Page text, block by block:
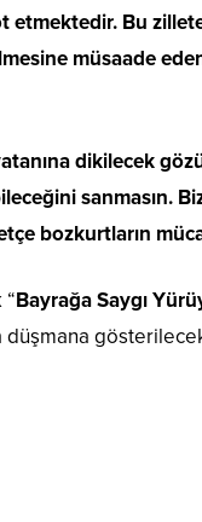
etmektedir. Bu
müsaade
dikilecek
sanmasın.
bozkurtların
Bayrağa Saygı